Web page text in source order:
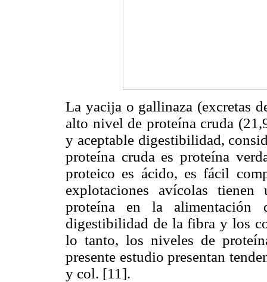
La yacija o gallinaza (excretas
alto nivel de proteína cruda
y aceptable digestibilidad,
proteína cruda es proteína
proteico es ácido, es fácil
explotaciones avícolas
proteína en la alimentación
digestibilidad de la fibra y los
lo tanto, los niveles de
presente estudio presentan
y col. [11].